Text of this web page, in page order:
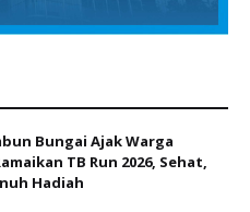
Bungai Ajak Warga
TB Run 2026, Sehat,
Hadiah